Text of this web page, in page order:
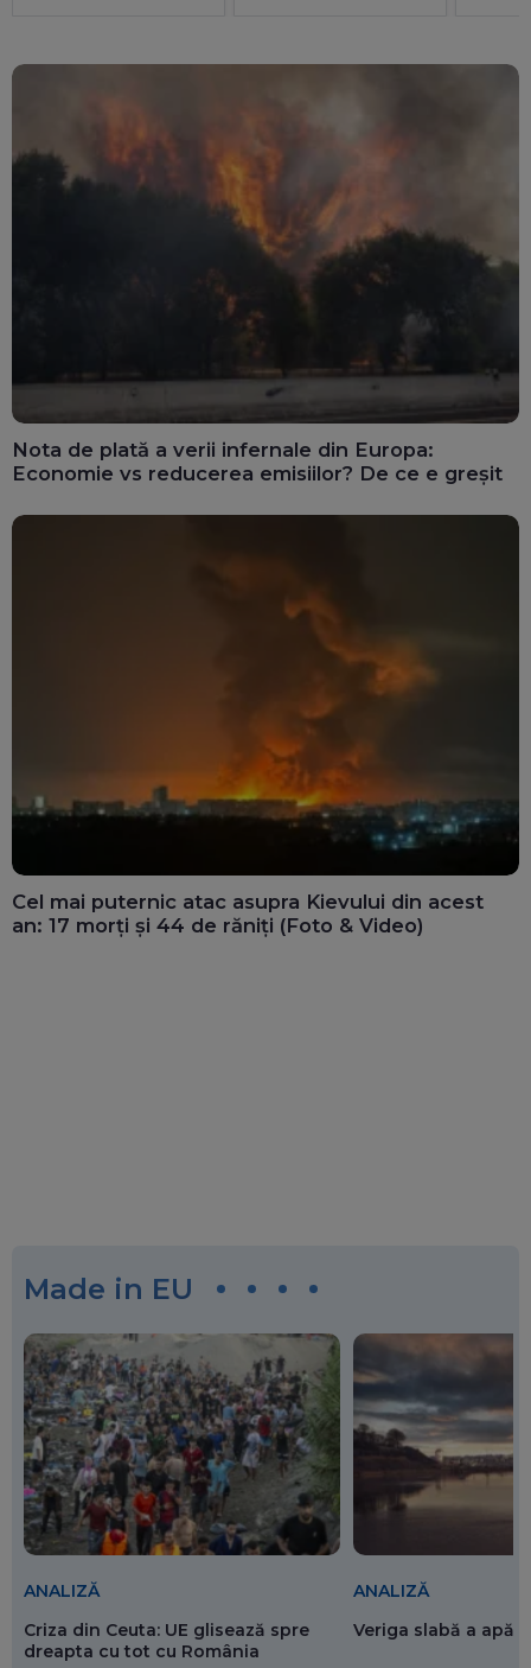
Nota de plată a verii infernale din Europa:
Economie vs reducerea emisiilor? De ce e greșit
Cel mai puternic atac asupra Kievului din acest
an: 17 morți și 44 de răniți (Foto & Video)
Made in EU
ANALIZĂ
Criza din Ceuta: UE glisează spre
dreapta cu tot cu România
ANALIZĂ
Veriga slabă a